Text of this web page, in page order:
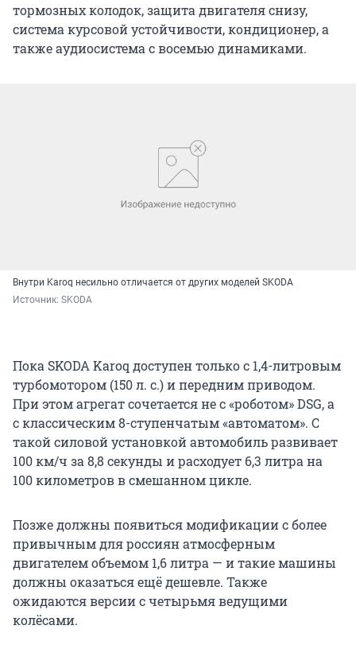
тормозных колодок, защита двигателя снизу,
система курсовой устойчивости, кондиционер, а
также аудиосистема с восемью динамиками.
Внутри Karoq несильно отличается от других моделей SKODA
Источник: SKODA
Пока SKODA Karoq доступен только с 1,4-литровым
турбомотором (150 л. с.) и передним приводом.
При этом агрегат сочетается не с «роботом» DSG, а
с классическим 8-ступенчатым «автоматом». С
такой силовой установкой автомобиль развивает
100 км/ч за 8,8 секунды и расходует 6,3 литра на
100 километров в смешанном цикле.
Позже должны появиться модификации с более
привычным для россиян атмосферным
двигателем объемом 1,6 литра — и такие машины
должны оказаться ещё дешевле. Также
ожидаются версии с четырьмя ведущими
колёсами.